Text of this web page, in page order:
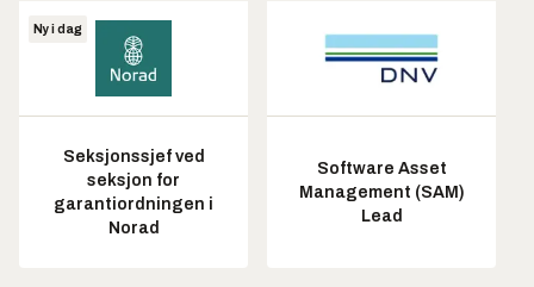
Ny i dag
Seksjonssjef ved
seksjon for
garantiordningen i
Norad
Software Asset
Management (SAM)
Lead